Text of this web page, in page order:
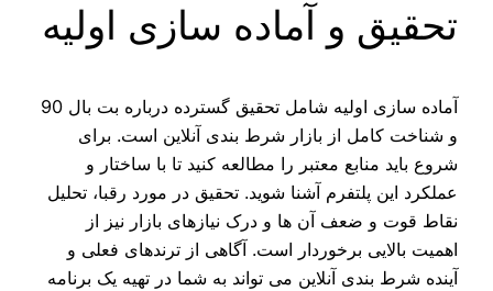
تحقیق و آماده سازی اولیه
آماده‌ سازی اولیه شامل تحقیق گسترده درباره بت بال 90
و شناخت کامل از بازار شرط‌ بندی آنلاین است. برای
شروع باید منابع معتبر را مطالعه کنید تا با ساختار و
عملکرد این پلتفرم آشنا شوید. تحقیق در مورد رقبا، تحلیل
نقاط قوت و ضعف آن ها و درک نیازهای بازار نیز از
اهمیت بالایی برخوردار است. آگاهی از ترندهای فعلی و
آینده شرط‌ بندی آنلاین می‌ تواند به شما در تهیه یک برنامه